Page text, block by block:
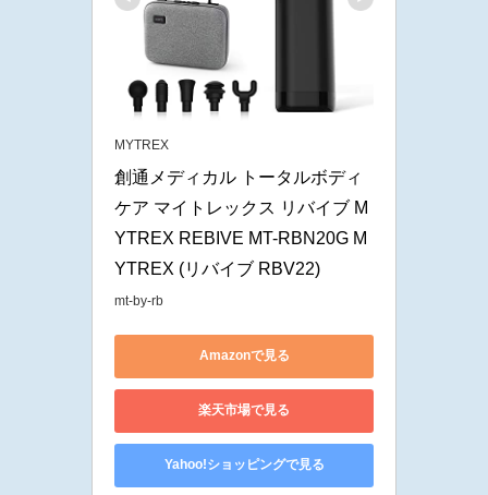
MYTREX
創通メディカル トータルボディ
ケア マイトレックス リバイブ M
YTREX REBIVE MT-RBN20G M
YTREX (リバイブ RBV22)
mt-by-rb
Amazonで見る
楽天市場で見る
Yahoo!ショッピングで見る